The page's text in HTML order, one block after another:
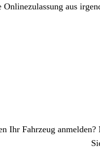
Onlinezulassung aus
Ihr Fahrzeug